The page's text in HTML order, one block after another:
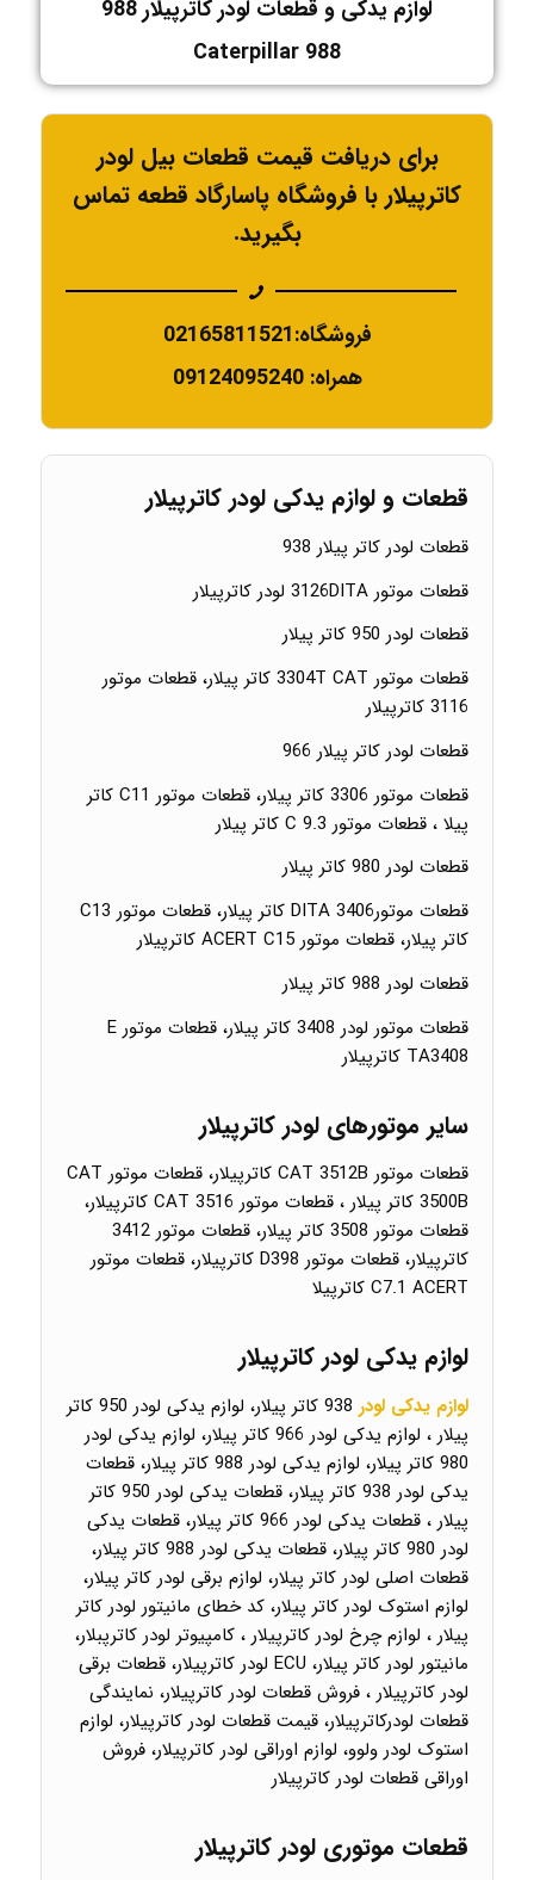
لوازم یدکی و قطعات لودر کاترپیلار 988
Caterpillar 988
برای دریافت قیمت قطعات بیل لودر
کاترپیلار با فروشگاه پاسارگاد قطعه تماس
بگیرید.
فروشگاه:02165811521
همراه: 09124095240
قطعات و لوازم یدکی لودر کاترپیلار
قطعات لودر کاتر پیلار 938
قطعات موتور 3126DITA لودر کاترپیلار
قطعات لودر 950 کاتر پیلار
قطعات موتور 3304T CAT کاتر پیلار، قطعات موتور
3116 کاترپیلار
قطعات لودر کاتر پیلار 966
قطعات موتور 3306 کاتر پیلار، قطعات موتور C11 کاتر
پیلا ، قطعات موتور C 9.3 کاتر پیلار
قطعات لودر 980 کاتر پیلار
قطعات موتورDITA 3406 کاتر پیلار، قطعات موتور C13
کاتر پیلار، قطعات موتور ACERT C15 کاترپیلار
قطعات لودر 988 کاتر پیلار
قطعات موتور لودر 3408 کاتر پیلار، قطعات موتور E
TA3408 کاترپیلار
سایر موتورهای لودر کاترپیلار
قطعات موتور CAT 3512B کاترپیلار، قطعات موتور CAT
3500B کاتر پیلار ، قطعات موتور CAT 3516 کاترپیلار،
قطعات موتور 3508 کاتر پیلار، قطعات موتور 3412
کاترپیلار، قطعات موتور D398 کاترپیلار، قطعات موتور
C7.1 ACERT کاترپیلا
لوازم یدکی لودر کاترپیلار
لوازم یدکی لودر
938 کاتر پیلار، لوازم یدکی لودر 950 کاتر
پیلار ، لوازم یدکی لودر 966 کاتر پیلار، لوازم یدکی لودر
980 کاتر پیلار، لوازم یدکی لودر 988 کاتر پیلار، قطعات
یدکی لودر 938 کاتر پیلار، قطعات یدکی لودر 950 کاتر
پیلار ، قطعات یدکی لودر 966 کاتر پیلار، قطعات یدکی
لودر 980 کاتر پیلار، قطعات یدکی لودر 988 کاتر پیلار،
قطعات اصلی لودر کاتر پیلار، لوازم برقی لودر کاتر پیلار،
لوازم استوک لودر کاتر پیلار، کد خطای مانیتور لودر کاتر
پیلار ، لوازم چرخ لودر کاترپیلار ، کامپیوتر لودر کاترپبلار،
مانیتور لودر کاتر پیلار، ECU لودر کاترپیلار، قطعات برقی
لودر کاترپیلار ، فروش قطعات لودر کاترپیلار، نمایندگی
قطعات لودرکاترپیلار، قیمت قطعات لودر کاترپیلار، لوازم
استوک لودر ولوو، لوازم اوراقی لودر کاترپیلار، فروش
اوراقی قطعات لودر کاترپیلار
قطعات موتوری لودر کاترپیلار